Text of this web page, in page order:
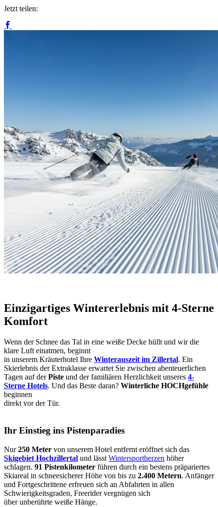
Jetzt teilen:
Einzigartiges Wintererlebnis mit 4-Sterne
Komfort
Wenn der Schnee das Tal in eine weiße Decke hüllt und wir die
klare Luft einatmen, beginnt
in unserem Kräuterhotel Ihre Winterauszeit im Zillertal. Ein
Skierlebnis der Extraklasse erwartet Sie zwischen abenteuerlichen
Tagen auf derPiste und der familiären Herzlichkeit unseres 4-
Sterne Hotels. Und das Beste daran? Winterliche HOCHgefühle
beginnen
direkt vor der Tür.
Ihr Einstieg ins Pistenparadies
Nur250 Meter von unserem Hotel entfernt eröffnet sich das
Skigebiet Hochzillertal und lässt Wintersportherzen höher
schlagen. 91 Pistenkilometer führen durch ein bestens präpariertes
Skiareal in schneesicherer Höhe von bis zu 2.400 Metern. Anfänger
und Fortgeschrittene erfreuen sich an Abfahrten in allen
Schwierigkeitsgraden, Freerider vergnügen sich
über unberührte weiße Hänge.